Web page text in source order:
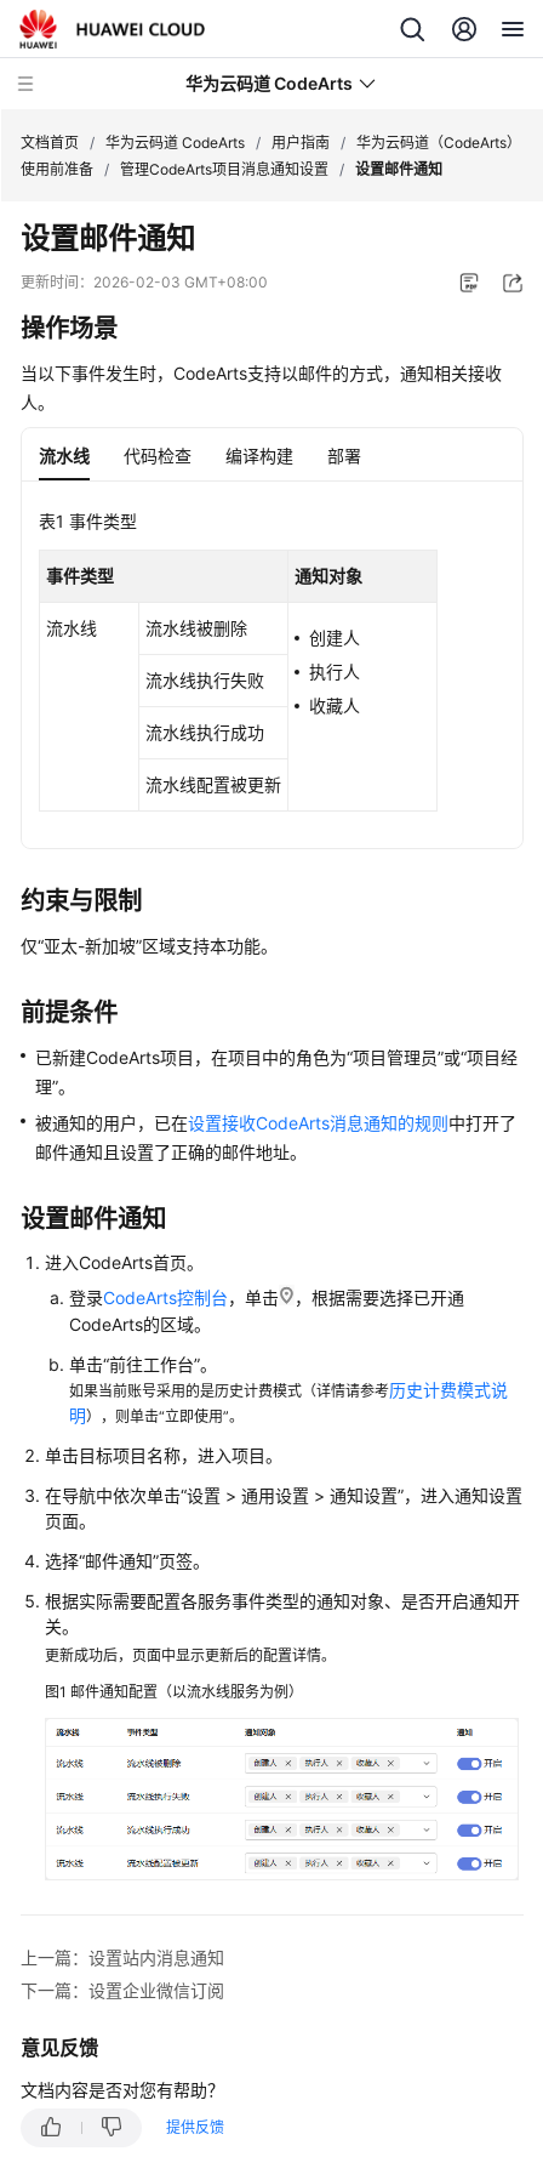
华为云码道 CodeArts
产
品
介
费
速
门
用
（CodeArts）
用
准
备
置
控
台
限
购
买
CodeArts
建
CodeArts
新
CodeArts
项
员
管
CodeArts
项
文档首页 / 华为云码道 CodeArts / 用户指南 / 华为云码道（CodeArts）
使用前准备 / 管理CodeArts项目消息通知设置 / 设置邮件通知
设置邮件通知
更新时间： 2026-02-03 GMT+08:00
操作场景
当以下事件发生时，CodeArts支持以邮件的方式，通知相关接收
人。
流水线 代码检查 编译构建 部署
表1 事件类型
事件类型 通知对象
流水线 流水线被删除
创建人
执行人
收藏人
流水线执行失败
流水线执行成功
流水线配置被更新
约束与限制
仅“亚太-新加坡”区域支持本功能。
前提条件
已新建CodeArts项目，在项目中的角色为“项目管理员”或“项目经
理”。
被通知的用户，已在设置接收CodeArts消息通知的规则中打开了
邮件通知且设置了正确的邮件地址。
设置邮件通知
进入CodeArts首页。
登录CodeArts控制台，单击
，根据需要选择已开通
CodeArts的区域。
单击“前往工作台”。
如果当前账号采用的是历史计费模式（详情请参考历史计费模式说
明），则单击“立即使用”。
单击目标项目名称，进入项目。
在导航中依次单击“设置 > 通用设置 > 通知设置”，进入通知设置
页面。
选择“邮件通知”页签。
根据实际需要配置各服务事件类型的通知对象、是否开启通知开
关。
更新成功后，页面中显示更新后的配置详情。
图1 邮件通知配置（以流水线服务为例）
上一篇：设置站内消息通知
下一篇：设置企业微信订阅
意见反馈
文档内容是否对您有帮助？
提供反馈